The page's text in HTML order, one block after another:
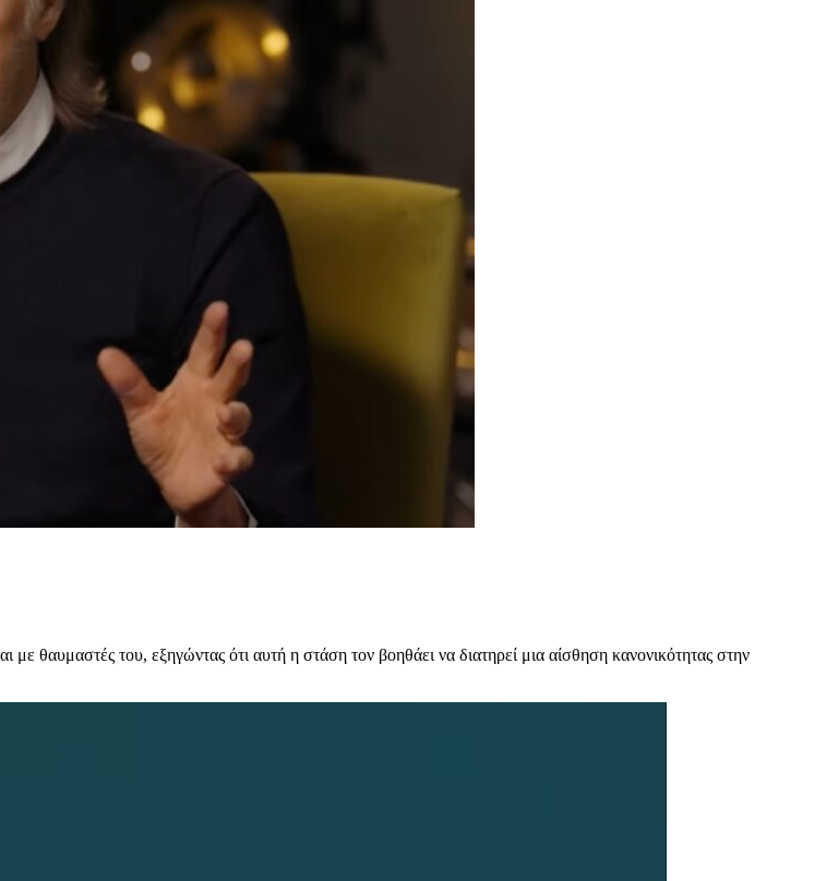
με θαυμαστές του, εξηγώντας ότι αυτή η στάση τον βοηθάει να διατηρεί μια αίσθηση κανονικότητας στην